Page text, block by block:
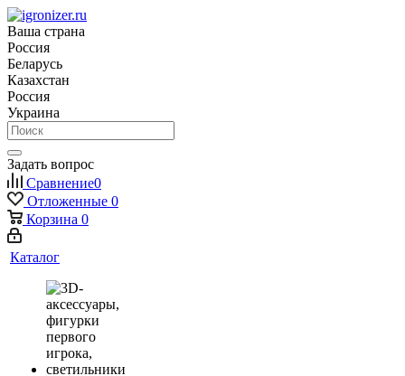
Ваша страна
Россия
Беларусь
Казахстан
Россия
Украина
Задать вопрос
Сравнение0
Отложенные 0
Корзина 0
Каталог